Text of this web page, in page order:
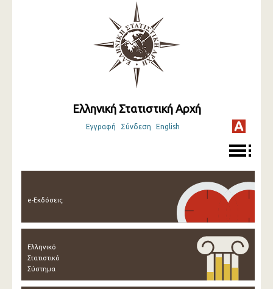
Ελληνική Στατιστική Αρχή
Εγγραφή Σύνδεση English
e-Εκδόσεις
Ελληνικό
Στατιστικό
Σύστημα